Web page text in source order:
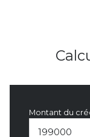
Montant du